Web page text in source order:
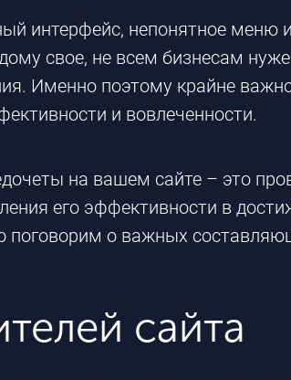
интерфейс, непонятное меню
свое, не всем бизнесам
Именно поэтому крайне
и вовлеченности.
на вашем сайте – это
его эффективности в
поговорим о важных
сайта